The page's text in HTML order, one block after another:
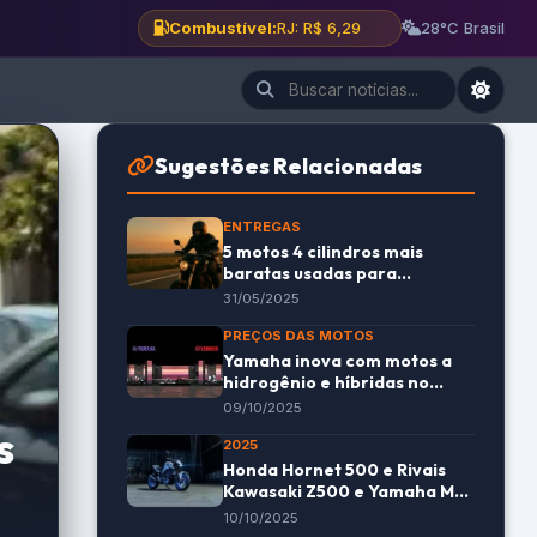
Combustível:BH: R$ 6,12 28°C Brasil
Sugestões Relacionadas
ENTREGAS
5 motos 4 cilindros mais
baratas usadas para
economizar sem abrir mão
31/05/2025
PREÇOS DAS MOTOS
Yamaha inova com motos a
hidrogênio e híbridas no
Japan Mobility Show 2025
09/10/2025
2025
Honda Hornet 500 e Rivais
Kawasaki Z500 e Yamaha MT-
03
10/10/2025